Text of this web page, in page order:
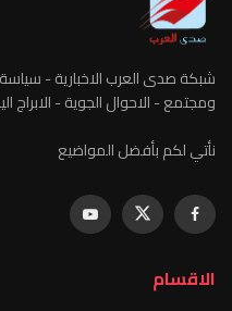
شبكة صدى العرب الاخبارية -
ومجتمع - الاحوال الجوية -
نأتي لكم بأفضل المواضيع
الاقسام